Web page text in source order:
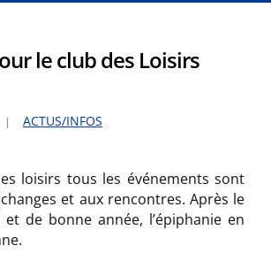
le club des Loisirs
ACTUS/INFOS
loisirs tous les événements sont
et aux rencontres. Après le
de bonne année, l’épiphanie en